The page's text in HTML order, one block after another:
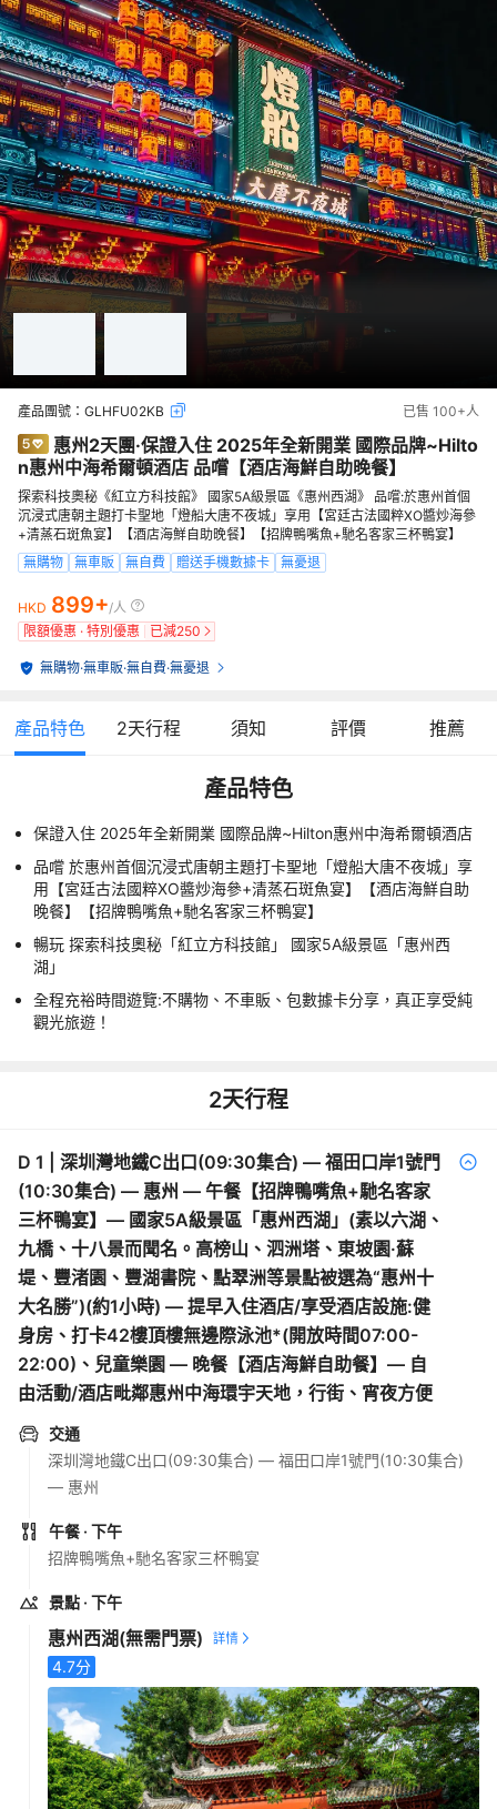
產品團號： GLHFU02KB 已售 100+人
惠州2天團·保證入住 2025年全新開業 國際品牌~Hilto
n惠州中海希爾頓酒店 品嚐【酒店海鮮自助晚餐】
探索科技奧秘《紅立方科技館》 國家5A級景區《惠州西湖》 品嚐:於惠州首個
沉浸式唐朝主題打卡聖地「燈船大唐不夜城」享用【宮廷古法國粹XO醬炒海參
+清蒸石斑魚宴】【酒店海鮮自助晚餐】【招牌鴨嘴魚+馳名客家三杯鴨宴】
無購物
無車販 無自費 贈送手機數據卡 無憂退
HKD 899+/人
限額優惠 · 特別優惠
已減250
無購物·無車販·無自費·無憂退
產品特色 2天行程 須知 評價 推薦
產品特色
保證入住 2025年全新開業 國際品牌~Hilton惠州中海希爾頓酒店
品嚐 於惠州首個沉浸式唐朝主題打卡聖地「燈船大唐不夜城」享
用【宮廷古法國粹XO醬炒海參+清蒸石斑魚宴】【酒店海鮮自助
晚餐】【招牌鴨嘴魚+馳名客家三杯鴨宴】
暢玩 探索科技奧秘「紅立方科技館」 國家5A級景區「惠州西
湖」
全程充裕時間遊覽:不購物、不車販、包數據卡分享，真正享受純
觀光旅遊！
2天行程
D 1
深圳灣地鐵C出口(09:30集合) — 福田口岸1號門
(10:30集合) — 惠州 — 午餐【招牌鴨嘴魚+馳名客家
三杯鴨宴】— 國家5A級景區「惠州西湖」(素以六湖、
九橋、十八景而聞名。高榜山、泗洲塔、東坡園·蘇
堤、豐渚園、豐湖書院、點翠洲等景點被選為“惠州十
大名勝”)(約1小時) — 提早入住酒店/享受酒店設施:健
身房、打卡42樓頂樓無邊際泳池*(開放時間07:00-
22:00)、兒童樂園 — 晚餐【酒店海鮮自助餐】— 自
由活動/酒店毗鄰惠州中海環宇天地，行街、宵夜方便
交通
深圳灣地鐵C出口(09:30集合) — 福田口岸1號門(10:30集合)
— 惠州
午餐 · 下午
招牌鴨嘴魚+馳名客家三杯鴨宴
景點 · 下午
惠州西湖(無需門票)
4.7分